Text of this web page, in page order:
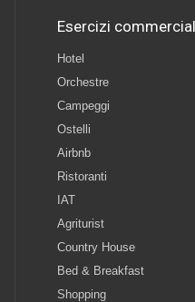
Esercizi
Hotel
Orchestre
Campeggi
Ostelli
Airbnb
Ristoranti
IAT
Agriturist
Country House
Bed & Breakfast
Shopping